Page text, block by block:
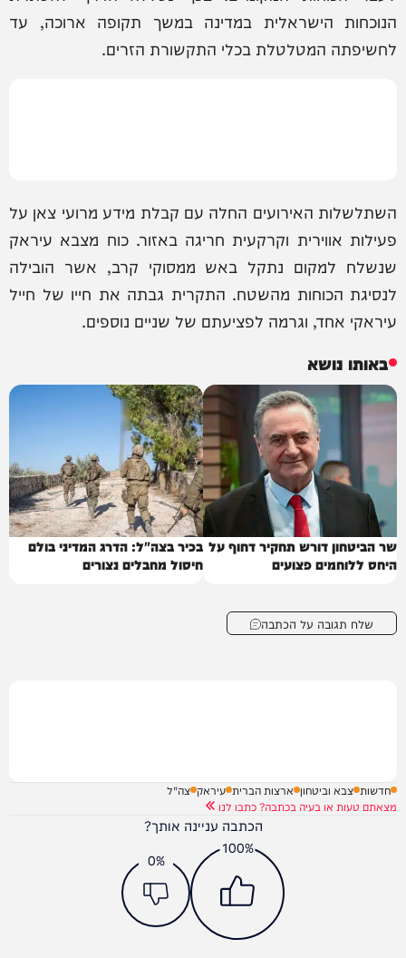
הנוכחות הישראלית במדינה במשך תקופה ארוכה, עד
לחשיפתה המטלטלת בכלי התקשורת הזרים.
השתלשלות האירועים החלה עם קבלת מידע מרועי צאן על
פעילות אווירית וקרקעית חריגה באזור. כוח מצבא עיראק
שנשלח למקום נתקל באש ממסוקי קרב, אשר הובילה
לנסיגת הכוחות מהשטח. התקרית גבתה את חייו של חייל
עיראקי אחד, וגרמה לפציעתם של שניים נוספים.
באותו נושא
שר הביטחון דורש תחקיר דחוף על
היחס ללוחמים פצועים
בכיר בצה"ל: הדרג המדיני בולם
חיסול מחבלים נצורים
שלח תגובה על הכתבה
חדשות צבא וביטחון ארצות הברית עיראק צה"ל
מצאתם טעות או בעיה בכתבה? כתבו לנו
הכתבה עניינה אותך?
100%
0%